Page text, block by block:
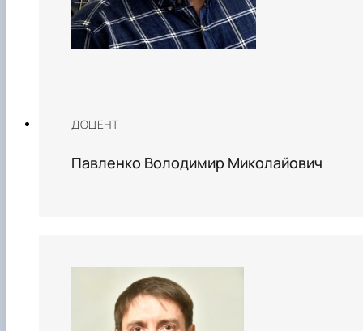
ДОЦЕНТ
Павленко Володимир Миколайович